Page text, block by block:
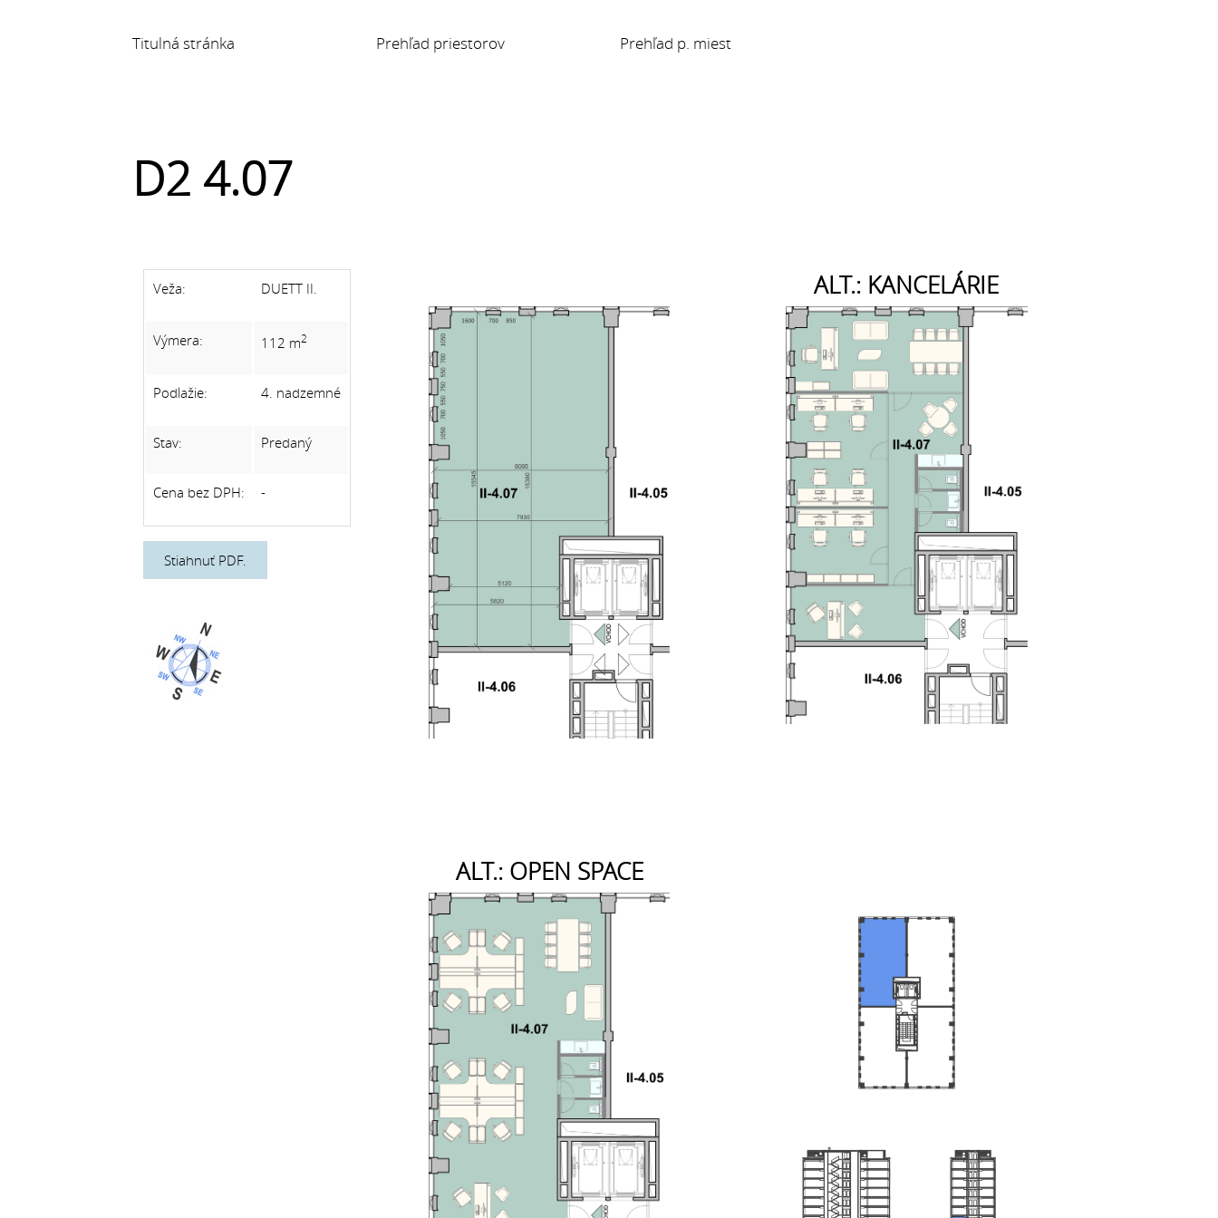
Titulná stránka Prehľad priestorov Prehľad p. miest
D2 4.07
Veža: DUETT II.
Výmera: 112 m2
Podlažie: 4. nadzemné
Stav: Predaný
Cena bez DPH: -
Stiahnuť PDF.
ALT.: KANCELÁRIE
ALT.: OPEN SPACE